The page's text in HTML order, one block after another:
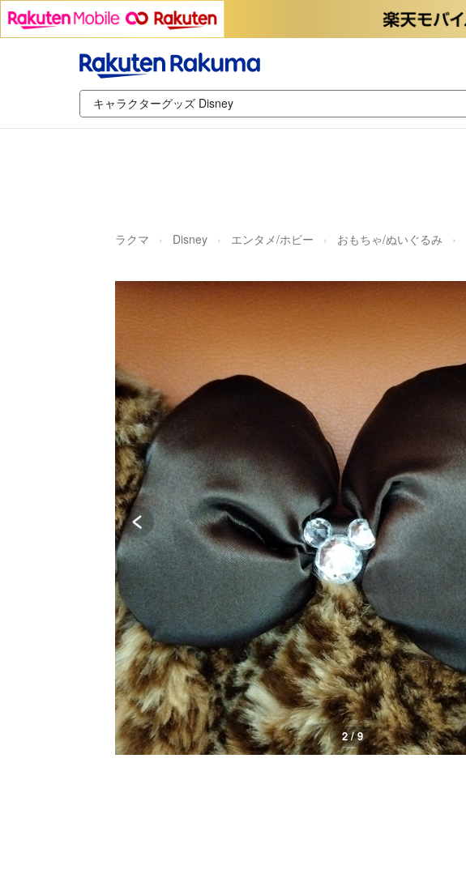
ラクマ Disney エンタメ/ホビー おもちゃ/ぬいぐるみ
2 / 9